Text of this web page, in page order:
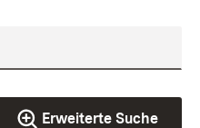
Erweiterte Suche